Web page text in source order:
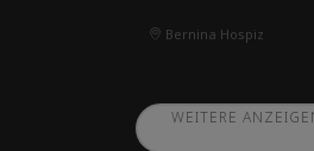
Bernina Hospiz
WEITERE